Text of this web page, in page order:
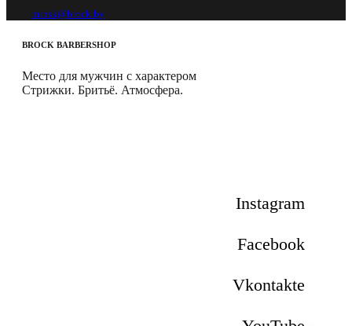
minsk@brock.by
BROCK BARBERSHOP
Место для мужчин с характером
Стрижки. Бритьё. Атмосфера.
Instagram
Facebook
Vkontakte